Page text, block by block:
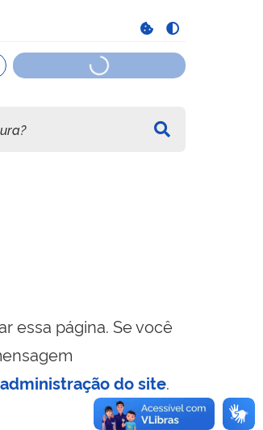
essa página. Se você
administração do site.